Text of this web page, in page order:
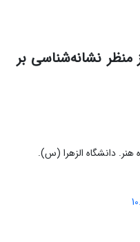
منظر نشانه‌شناسی بر
دانشگاه الزهرا (س).